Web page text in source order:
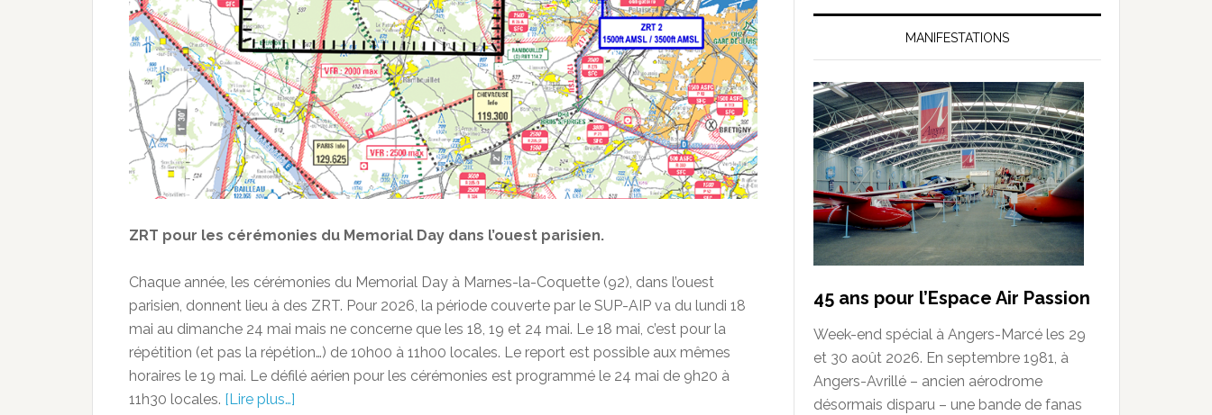
ZRT pour les cérémonies du Memorial Day dans l’ouest parisien.
Chaque année, les cérémonies du Memorial Day à Marnes-la-Coquette (92), dans l’ouest
parisien, donnent lieu à des ZRT. Pour 2026, la période couverte par le SUP-AIP va du lundi 18
mai au dimanche 24 mai mais ne concerne que les 18, 19 et 24 mai. Le 18 mai, c’est pour la
répétition (et pas la répétion…) de 10h00 à 11h00 locales. Le report est possible aux mêmes
horaires le 19 mai. Le défilé aérien pour les cérémonies est programmé le 24 mai de 9h20 à
11h30 locales. [Lire plus…]
MANIFESTATIONS
45 ans pour l’Espace Air Passion
Week-end spécial à Angers-Marcé les 29
et 30 août 2026. En septembre 1981, à
Angers-Avrillé – ancien aérodrome
désormais disparu – une bande de fanas